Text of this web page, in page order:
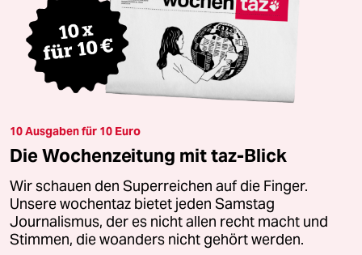
10 Ausgaben für 10 Euro
Die Wochenzeitung mit taz-Blick
Wir schauen den Superreichen auf die Finger.
Unsere wochentaz bietet jeden Samstag
Journalismus, der es nicht allen recht macht und
Stimmen, die woanders nicht gehört werden.